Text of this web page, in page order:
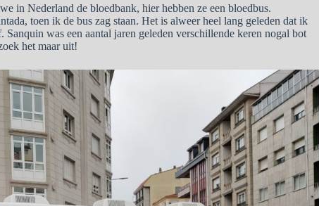
in Nederland de bloedbank, hier hebben ze een bloedbus.
toen ik de bus zag staan. Het is alweer heel lang geleden dat ik
was een aantal jaren geleden verschillende keren nogal bot
het maar uit!